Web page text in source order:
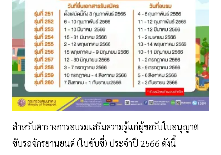
สำหรับตารางการอบรมเสริมความรู้แก่ผู้ขอรับใบอนุญาต
ขับรถจักรยานยนต์ (ใบขับขี่) ประจำปี 2566 ดังนี้